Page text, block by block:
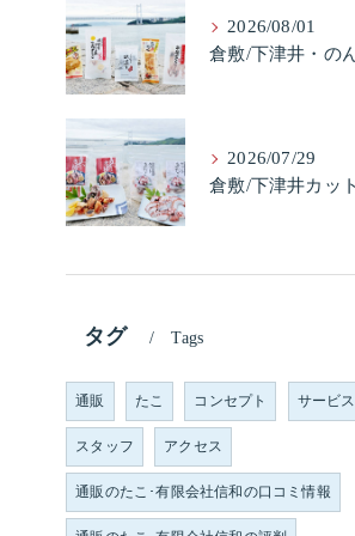
2026/08/01
2026/07/29
タグ Tags
通販 たこ コンセプト サービス
スタッフ アクセス
通販のたこ･有限会社信和の口コミ情報